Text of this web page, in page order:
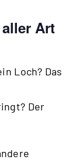
Art
Loch? Das
Der